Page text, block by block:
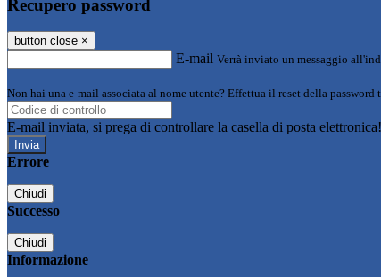
Recupero password
button close ×
E-mail Verrà inviato un messaggio
Non hai una e-mail associata al nome utente? Effettua il reset della password
E-mail inviata, si prega di controllare la casella di posta elettronica!
Errore
Chiudi
Successo
Chiudi
Informazione